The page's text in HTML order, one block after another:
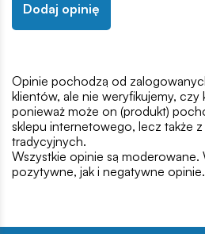
Dodaj opinię
Opinie pochodzą od
klientów, ale nie weryfikujemy, czy
ponieważ może on (produkt)
sklepu internetowego, lecz także
tradycyjnych.
Wszystkie opinie są
pozytywne, jak i negatywne opinie.